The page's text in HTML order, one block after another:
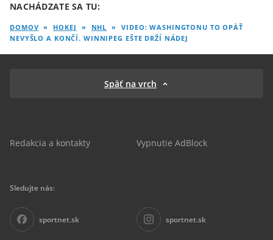
NACHÁDZATE SA TU:
DOMOV » HOKEJ » NHL »
VIDEO: WASHINGTONU TO OPÄŤ
NEVYŠLO A KONČÍ. WINNIPEG EŠTE DRŽÍ NÁDEJ
Späť na vrch
Redakcia a kontakty Vypnutie AdBlock
Sledujte nás:
sportnet.sk sportnet.sk